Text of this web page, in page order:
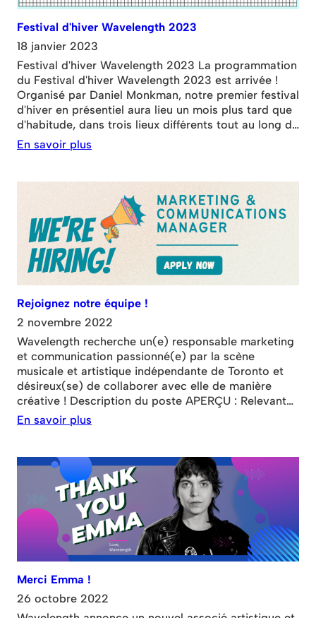
Festival d'hiver Wavelength 2023
18 janvier 2023
Festival d'hiver Wavelength 2023 La programmation
du Festival d'hiver Wavelength 2023 est arrivée !
Organisé par Daniel Monkman, notre premier festival
d'hiver en présentiel aura lieu un mois plus tard que
d'habitude, dans trois lieux différents tout au long du
mois de mars. Du 9 au 11 mars 2023 au 805
Dovercourt Pass week-end – bit.ly/WL-WF23pass
janvier pour les abonnés à la newsletter uniquement
En savoir plus
Rejoignez notre équipe !
2 novembre 2022
Wavelength recherche un(e) responsable marketing
et communication passionné(e) par la scène
musicale et artistique indépendante de Toronto et
désireux(se) de collaborer avec elle de manière
créative ! Description du poste APERÇU : Relevant
du directeur général, le/la responsable marketing et
communication sera chargé(e) d’assurer une
communautaire efficaces et axés sur les résultats
pour tous.
En savoir plus
Merci Emma !
26 octobre 2022